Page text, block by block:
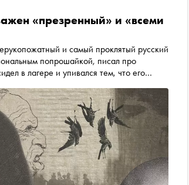
«презренный» и «всеми
и самый проклятый русский
попрошайкой, писал про
в лагере и упивался тем, что его
для людей в белых пальто, какой
— и почему он бессмертен